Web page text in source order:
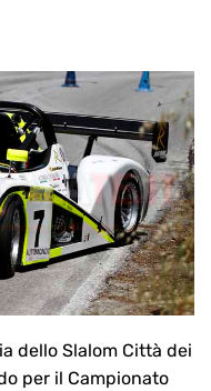
dello Slalom Città dei
per il Campionato